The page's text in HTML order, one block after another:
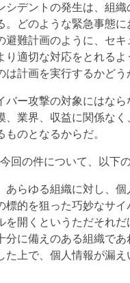
デントの発生は、組織
。どのような緊急事態
避難計画のように、セ
り適切な対応をとれる
は計画を実行するかど
ー攻撃の対象にはな
、業界、収益に関係な
のとなるからだ。
回の件について、以下の
あらゆる組織に対し、
標的を狙った巧妙なサ
を開くというただそれ
分に備えのある組織で
た上で、個人情報が漏